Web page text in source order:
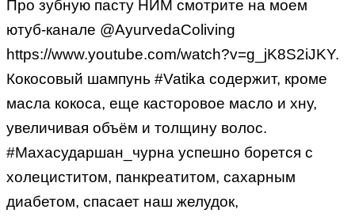
Про зубную пасту НИМ смотрите на моем
ютуб-канале @AyurvedaColiving
https://www.youtube.com/watch?v=g_jK8S2iJKY.
Кокосовый шампунь #Vatika содержит, кроме
масла кокоса, еще касторовое масло и хну,
увеличивая объём и толщину волос.
#Махасударшан_чурна успешно борется с
холециститом, панкреатитом, сахарным
диабетом, спасает наш желудок,